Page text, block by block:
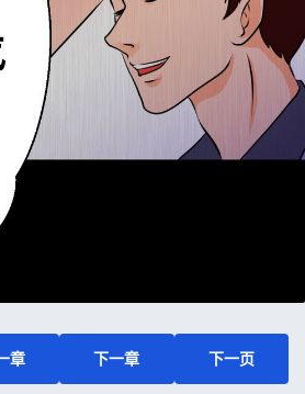
章 下一章 下一页